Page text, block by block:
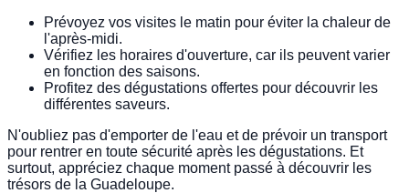
Prévoyez vos visites le matin pour éviter la chaleur de
l'après-midi.
Vérifiez les horaires d'ouverture, car ils peuvent varier
en fonction des saisons.
Profitez des dégustations offertes pour découvrir les
différentes saveurs.
N'oubliez pas d'emporter de l'eau et de prévoir un transport
pour rentrer en toute sécurité après les dégustations. Et
surtout, appréciez chaque moment passé à découvrir les
trésors de la Guadeloupe.